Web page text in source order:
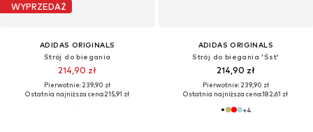
WYPRZEDAŻ
ADIDAS ORIGINALS
Strój do biegania
214,90 zł
Pierwotnie: 239,90 zł
Ostatnia najniższa cena:215,91 zł
ADIDAS ORIGINALS
Strój do biegania 'Sst'
214,90 zł
Pierwotnie: 239,90 zł
Ostatnia najniższa cena:182,61 zł
+4